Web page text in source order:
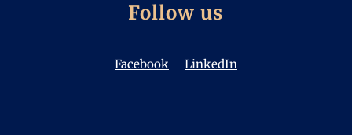
Follow us
Facebook LinkedIn